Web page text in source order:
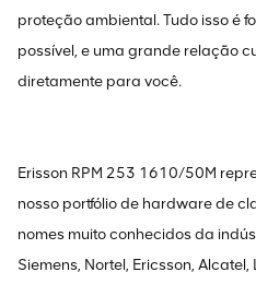
proteção ambiental. Tudo isso é
possível, e uma grande relação
diretamente para você.
Erisson RPM 253 1610/50M
nosso portfólio de hardware de
nomes muito conhecidos da
Siemens, Nortel, Ericsson,